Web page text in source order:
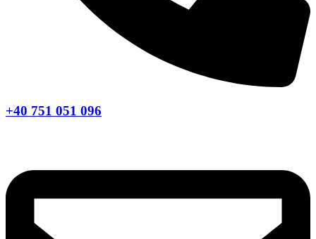
+40 751 051 096